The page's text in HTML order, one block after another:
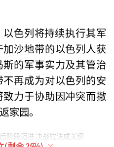
色列将持续执行其军
沙地带的以色列人获
的军事实力及其管治
再成为对以色列的安
力于协助因冲突而撤
家园。
阶段迈进 决战拉法成关键